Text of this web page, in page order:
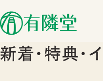
新着･特典･